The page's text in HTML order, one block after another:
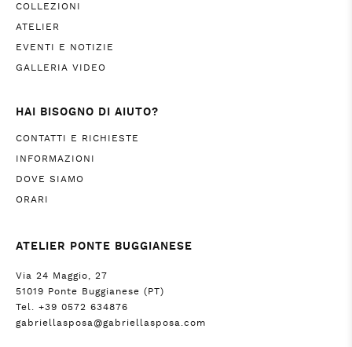
COLLEZIONI
ATELIER
EVENTI E NOTIZIE
GALLERIA VIDEO
HAI BISOGNO DI AIUTO?
CONTATTI E RICHIESTE
INFORMAZIONI
DOVE SIAMO
ORARI
ATELIER PONTE BUGGIANESE
Via 24 Maggio, 27
51019 Ponte Buggianese (PT)
Tel. +39 0572 634876
gabriellasposa@gabriellasposa.com